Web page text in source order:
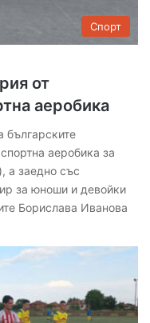
Спорт
от
аеробика
българските
аеробика за
а заедно със
за юноши и девойки
Борислава Иванова